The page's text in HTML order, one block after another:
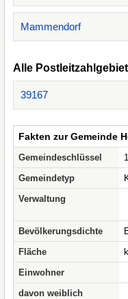
Mammendorf
Alle
39167
Fakten zur Gemeinde
Gemeindeschlüssel
Gemeindetyp
Verwaltung
Bevölkerungsdichte
Fläche
Einwohner
davon weiblich